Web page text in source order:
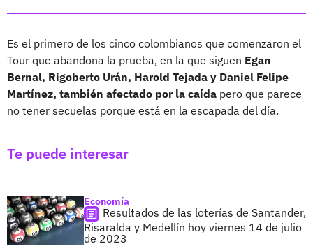
Es el primero de los cinco colombianos que comenzaron el
Tour que abandona la prueba, en la que siguen Egan
Bernal, Rigoberto Urán, Harold Tejada y Daniel Felipe
Martínez, también afectado por la caída pero que parece
no tener secuelas porque está en la escapada del día.
Te puede interesar
Economía
Resultados de las loterías de Santander,
Risaralda y Medellín hoy viernes 14 de julio
de 2023